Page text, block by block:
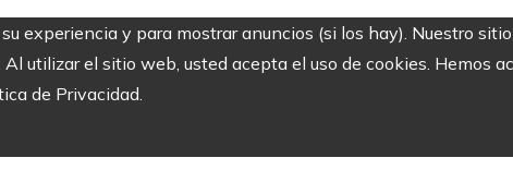
experiencia y para mostrar anuncios (si los hay). Nuestro
utilizar el sitio web, usted acepta el uso de cookies. Hemos
de Privacidad.